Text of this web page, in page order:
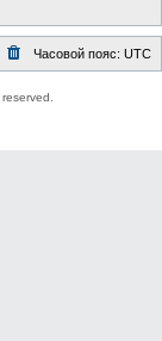
Часовой пояс: UTC